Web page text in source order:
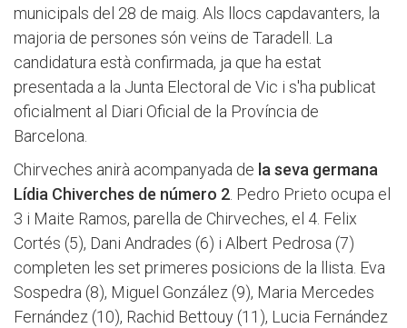
municipals del 28 de maig. Als llocs capdavanters, la
majoria de persones són veïns de Taradell. La
candidatura està confirmada, ja que ha estat
presentada a la Junta Electoral de Vic i s'ha publicat
oficialment al Diari Oficial de la Província de
Barcelona.
Chirveches anirà acompanyada de la seva germana
Lídia Chiverches de número 2 . Pedro Prieto ocupa el
3 i Maite Ramos, parella de Chirveches, el 4. Felix
Cortés (5), Dani Andrades (6) i Albert Pedrosa (7)
completen les set primeres posicions de la llista. Eva
Sospedra (8), Miguel González (9), Maria Mercedes
Fernández (10), Rachid Bettouy (11), Lucia Fernández